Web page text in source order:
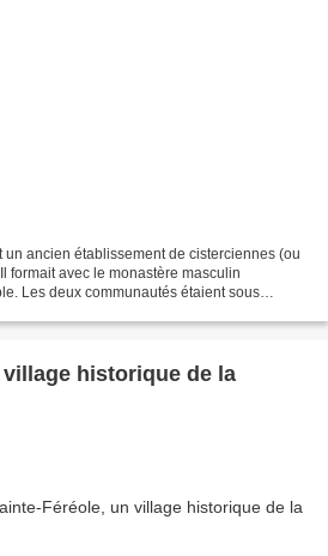
un ancien établissement de cisterciennes (ou
formait avec le monastère masculin
Les deux communautés étaient sous
historique de la